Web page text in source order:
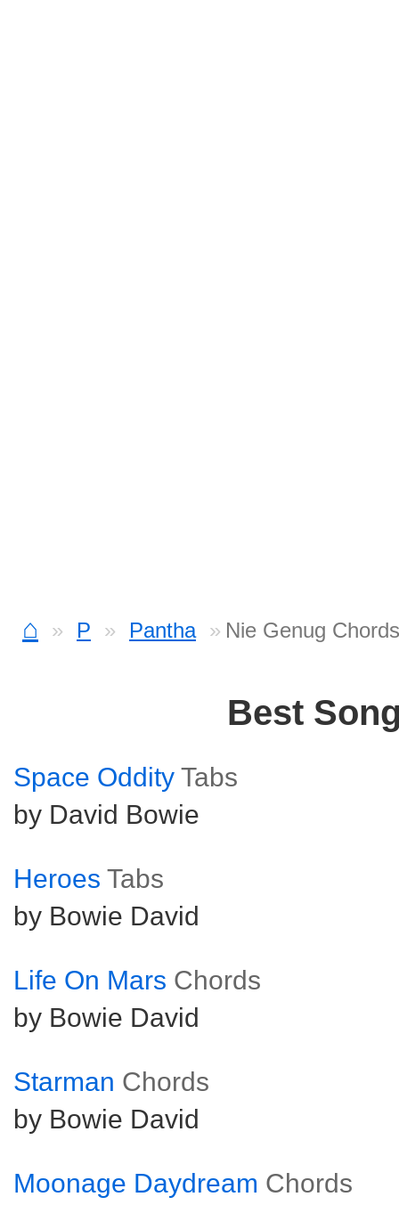
⌂ P Pantha Nie Genug Chords
Best
Space Oddity Tabs
by David Bowie
Heroes Tabs
by Bowie David
Life On Mars Chords
by Bowie David
Starman Chords
by Bowie David
Moonage Daydream Chords